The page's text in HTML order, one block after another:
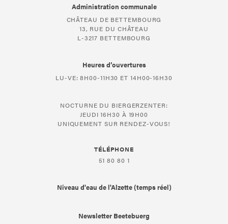
Administration communale
CHÂTEAU DE BETTEMBOURG
13, RUE DU CHÂTEAU
L-3217 BETTEMBOURG
Heures d’ouvertures
LU-VE: 8H00-11H30 ET 14H00-16H30
NOCTURNE DU BIERGERZENTER:
JEUDI 16H30 À 19H00
UNIQUEMENT SUR RENDEZ-VOUS!
TÉLÉPHONE
51 80 80 1
Niveau d'eau de l'Alzette (temps réel)
Newsletter Beetebuerg